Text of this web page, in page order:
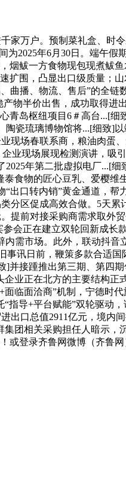
万户。预制菜礼盒、时
2025年6月30日。端午假
鲅一方食物现包现煮鲅
扩围，凸显出口级质量；
曲播、物流、售后”的全链
物半价出售，成功取得进
青岛枢纽项目6＃高台...[细
瓷琉璃博物馆将...[细致]
现场春联系商，粮油肉蛋
业现场展现检测演讲，吸
年第二批虚拟电厂...[细
食物的匠心豆乳、爱樱维
出口转内销”黄金通道，帮
分区促成高效合做。5天累
提前对接采购商需求取外
会正在建立双轮回新成长
需市场。此外，联动抖音
讯日前，鞭策多款合适国
并接踵推出第三期、第四
业正在北方的主要结构正
临面洽商”机制，宁德时
指导+平台赋能”双轮驱动
出口总值2911亿元，境内
团相关采购担任人暗示，
或登录齐鲁网微博（齐鲁网